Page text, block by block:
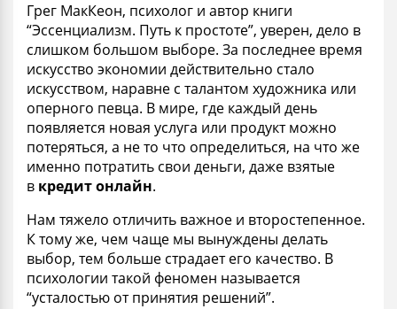
Грег МакКеон, психолог и автор книги
“Эссенциализм. Путь к простоте”, уверен, дело в
слишком большом выборе. За последнее время
искусство экономии действительно стало
искусством, наравне с талантом художника или
оперного певца. В мире, где каждый день
появляется новая услуга или продукт можно
потеряться, а не то что определиться, на что же
именно потратить свои деньги, даже взятые
в кредит онлайн.
Нам тяжело отличить важное и второстепенное.
К тому же, чем чаще мы вынуждены делать
выбор, тем больше страдает его качество. В
психологии такой феномен называется
“усталостью от принятия решений”.